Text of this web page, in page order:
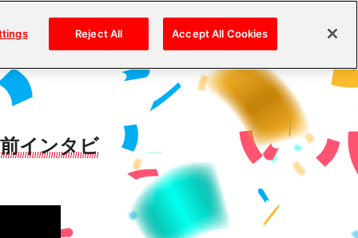
インタビ
Reject All Accept All Cookies